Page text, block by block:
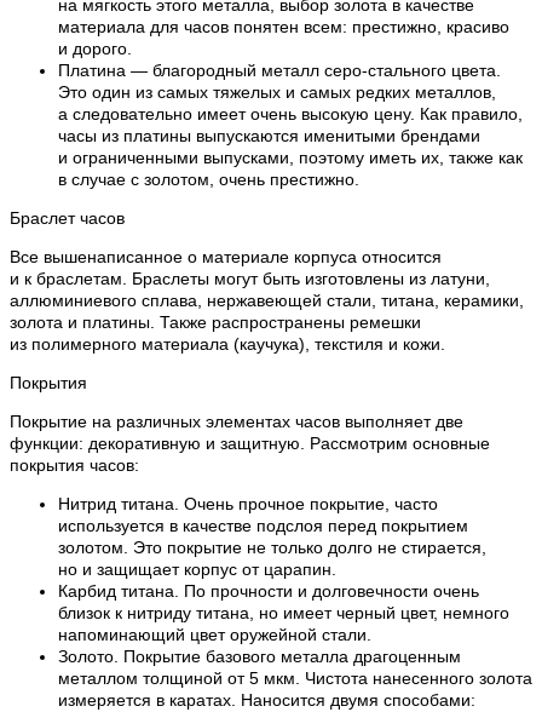
на мягкость этого металла, выбор золота в качестве
материала для часов понятен всем: престижно, красиво
и дорого.
Платина — благородный металл серо-стального цвета.
Это один из самых тяжелых и самых редких металлов,
а следовательно имеет очень высокую цену. Как правило,
часы из платины выпускаются именитыми брендами
и ограниченными выпусками, поэтому иметь их, также как
в случае с золотом, очень престижно.
Браслет часов
Все вышенаписанное о материале корпуса относится
и к браслетам. Браслеты могут быть изготовлены из латуни,
аллюминиевого сплава, нержавеющей стали, титана, керамики,
золота и платины. Также распространены ремешки
из полимерного материала (каучука), текстиля и кожи.
Покрытия
Покрытие на различных элементах часов выполняет две
функции: декоративную и защитную. Рассмотрим основные
покрытия часов:
Нитрид титана. Очень прочное покрытие, часто
используется в качестве подслоя перед покрытием
золотом. Это покрытие не только долго не стирается,
но и защищает корпус от царапин.
Карбид титана. По прочности и долговечности очень
близок к нитриду титана, но имеет черный цвет, немного
напоминающий цвет оружейной стали.
Золото. Покрытие базового металла драгоценным
металлом толщиной от 5 мкм. Чистота нанесенного золота
измеряется в каратах. Наносится двумя способами: